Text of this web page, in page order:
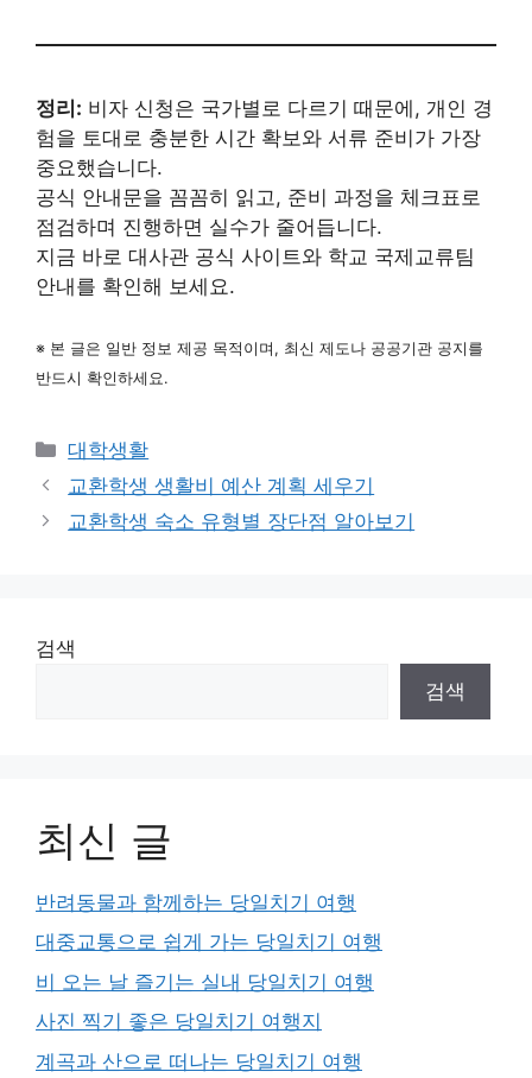
정리: 비자 신청은 국가별로 다르기 때문에, 개인 경
험을 토대로 충분한 시간 확보와 서류 준비가 가장
중요했습니다.
공식 안내문을 꼼꼼히 읽고, 준비 과정을 체크표로
점검하며 진행하면 실수가 줄어듭니다.
지금 바로 대사관 공식 사이트와 학교 국제교류팀
안내를 확인해 보세요.
※ 본 글은 일반 정보 제공 목적이며, 최신 제도나 공공기관 공지를
반드시 확인하세요.
카
테
리
대학생활
교환학생 생활비 예산 계획 세우기
교환학생 숙소 유형별 장단점 알아보기
검색
검색
최신 글
반려동물과 함께하는 당일치기 여행
대중교통으로 쉽게 가는 당일치기 여행
비 오는 날 즐기는 실내 당일치기 여행
사진 찍기 좋은 당일치기 여행지
계곡과 산으로 떠나는 당일치기 여행